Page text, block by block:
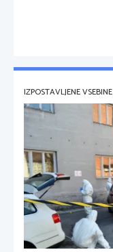
IZPOSTAVLJENE VSEBINE